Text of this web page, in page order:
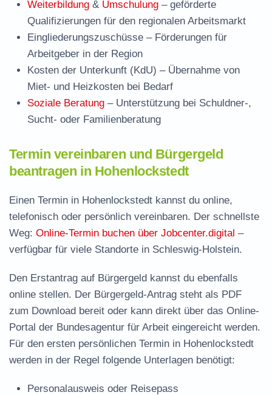
Weiterbildung & Umschulung – geförderte
Qualifizierungen für den regionalen Arbeitsmarkt
Eingliederungszuschüsse – Förderungen für
Arbeitgeber in der Region
Kosten der Unterkunft (KdU) – Übernahme von
Miet- und Heizkosten bei Bedarf
Soziale Beratung – Unterstützung bei Schuldner-,
Sucht- oder Familienberatung
Termin vereinbaren und Bürgergeld
beantragen in Hohenlockstedt
Einen Termin in Hohenlockstedt kannst du online,
telefonisch oder persönlich vereinbaren. Der schnellste
Weg: Online-Termin buchen über Jobcenter.digital –
verfügbar für viele Standorte in Schleswig-Holstein.
Den Erstantrag auf Bürgergeld kannst du ebenfalls
online stellen. Der Bürgergeld-Antrag steht als PDF
zum Download bereit oder kann direkt über das Online-
Portal der Bundesagentur für Arbeit eingereicht werden.
Für den ersten persönlichen Termin in Hohenlockstedt
werden in der Regel folgende Unterlagen benötigt:
Personalausweis oder Reisepass